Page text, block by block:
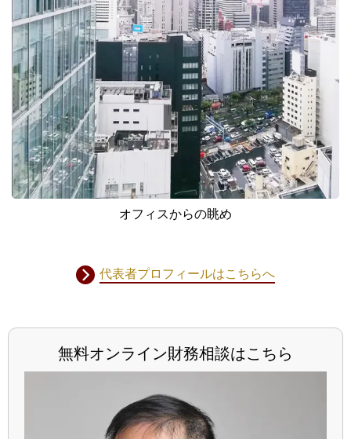
オフィスからの眺め
代表者プロフィールはこちらへ
無料オンライン財務相談はこちら